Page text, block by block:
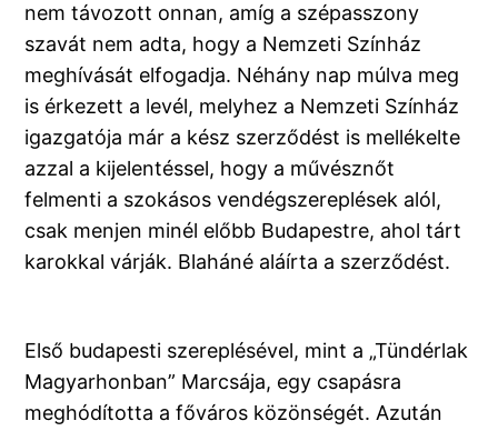
nem távozott onnan, amíg a szépasszony
szavát nem adta, hogy a Nemzeti Színház
meghívását elfogadja. Néhány nap múlva meg
is érkezett a levél, melyhez a Nemzeti Színház
igazgatója már a kész szerződést is mellékelte
azzal a kijelentéssel, hogy a művésznőt
felmenti a szokásos vendégszereplések alól,
csak menjen minél előbb Budapestre, ahol tárt
karokkal várják. Blaháné aláírta a szerződést.
Első budapesti szereplésével, mint a „Tündérlak
Magyarhonban” Marcsája, egy csapásra
meghódította a főváros közönségét. Azután